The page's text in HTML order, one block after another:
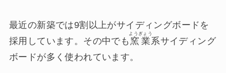
最近の新築では9割以上がサイディングボードを
採用しています。その中でも 窯業
ようぎょう
系サイディング
ボードが多く使われています。